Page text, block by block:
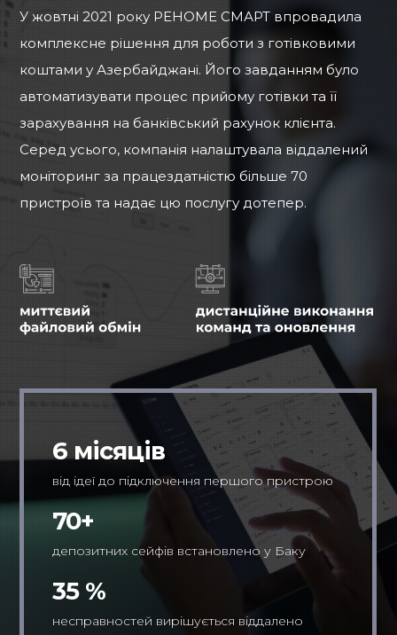
У жовтні 2021 року РЕНОМЕ СМАРТ впровадила
комплексне рішення для роботи з готівковими
коштами у Азербайджані. Його завданням було
автоматизувати процес прийому готівки та її
зарахування на банківський рахунок клієнта.
Серед усього, компанія налаштувала віддалений
моніторинг за працездатністю більше 70
пристроїв та надає цю послугу дотепер.
6 місяців
від ідеї до підключення першого пристрою
70+
депозитних сейфів встановлено у Баку
35 %
несправностей вирішується віддалено